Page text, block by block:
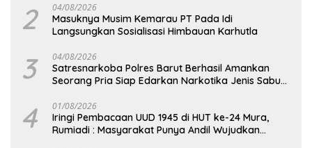
2 04/08/2026
Masuknya Musim Kemarau PT Pada Idi
Langsungkan Sosialisasi Himbauan Karhutla
3 04/08/2026
Satresnarkoba Polres Barut Berhasil Amankan
Seorang Pria Siap Edarkan Narkotika Jenis Sabu
4 01/08/2026
Iringi Pembacaan UUD 1945 di HUT ke-24 Mura,
Rumiadi : Masyarakat Punya Andil Wujudkan